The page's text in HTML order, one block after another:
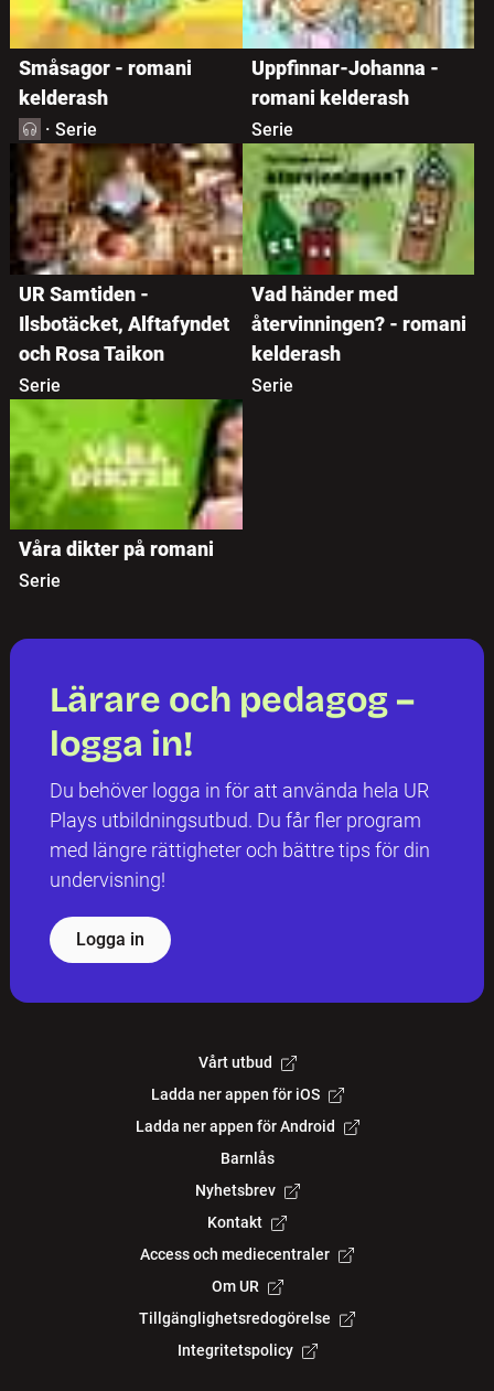
Småsagor - romani
kelderash
· Serie
Uppfinnar-Johanna -
romani kelderash
Serie
UR Samtiden -
Ilsbotäcket, Alftafyndet
och Rosa Taikon
Serie
Vad händer med
återvinningen? - romani
kelderash
Serie
Våra dikter på romani
Serie
Lärare och pedagog –
logga in!
Du behöver logga in för att använda hela UR
Plays utbildningsutbud. Du får fler program
med längre rättigheter och bättre tips för din
undervisning!
Logga in
Vårt utbud
Ladda ner appen för iOS
Ladda ner appen för Android
Barnlås
Nyhetsbrev
Kontakt
Access och mediecentraler
Om UR
Tillgänglighetsredogörelse
Integritetspolicy